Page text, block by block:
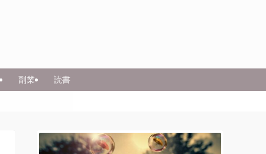
副業 読書